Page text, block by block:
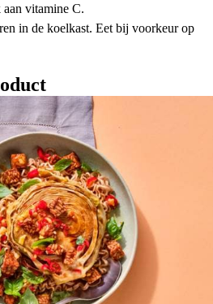
vitamine C.
in de koelkast. Eet bij voorkeur op